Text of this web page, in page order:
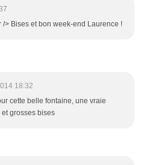
> Bises et bon week-end Laurence !
18:32
cette belle fontaine, une vraie
grosses bises